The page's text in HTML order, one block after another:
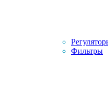
Фильтры